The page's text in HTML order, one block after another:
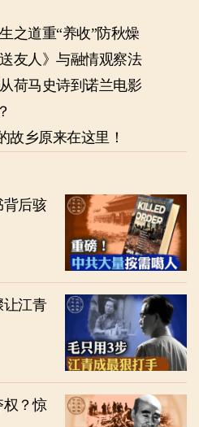
了嘶鸣应秋收 养生之道重“养收”防秋燥
友人》与融情观察法
荷马史诗到诺兰电影
乡原来在这里！
背后骇
让江青
权？惊